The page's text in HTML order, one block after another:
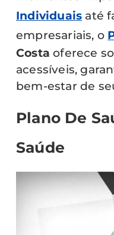
Individuais até
empresariais, o
Costa oferece
acessíveis,
bem-estar de
Plano De
Saúde